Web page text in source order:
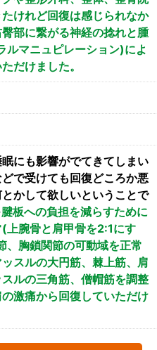
けれど回復は感じられなか
部に繋がる神経の捻れと腫
ルマニュピレーション)によ
だけました。
にも影響がでてきてしまい
で受けても回復どころか悪
かして欲しいということで
腱板への負担を減らすために
(上腕骨と肩甲骨を2:1にす
、胸鎖関節の可動域を正常
スルの大円筋、棘上筋、肩
ルの三角筋、僧帽筋を調整
激痛から回復していただけ